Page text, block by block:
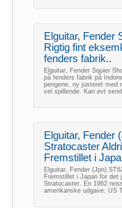
Elguitar, Fender
Rigtig fint
fenders fabrik..
Elguitar, Fender Squier
på fenders fabrik på
pengene, ny justeret med
vel spillende. Kan evt
Elguitar, Fender
Stratocaster
Fremstillet i
Elguitar, Fender (Jpn)
Fremstillet i Japan for det
Stratocaster. En 1962
amerikanske udgave. US